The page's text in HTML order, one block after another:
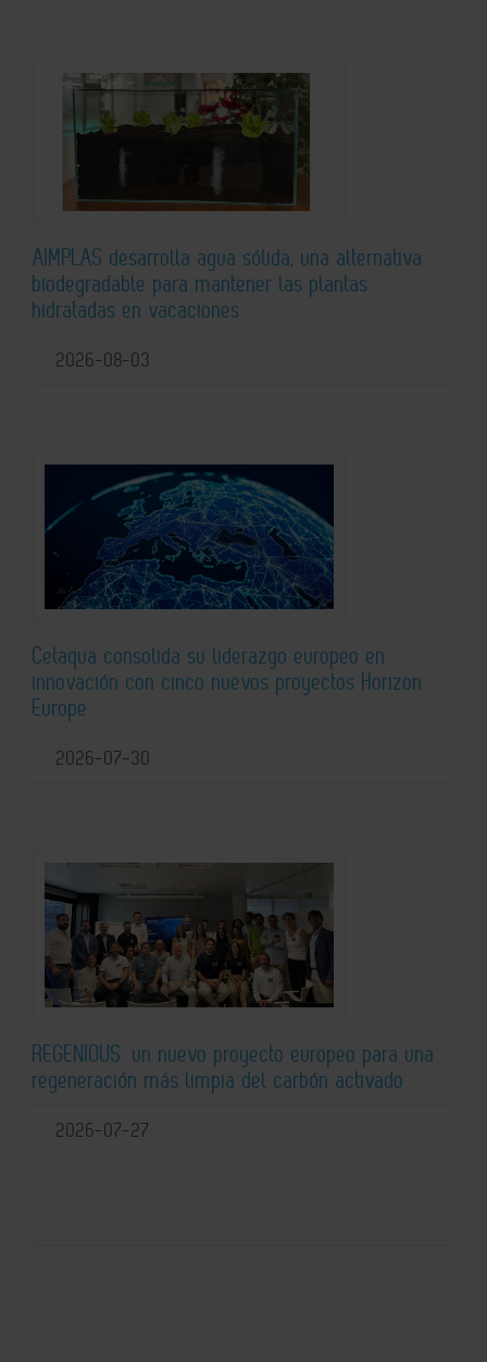
AIMPLAS desarrolla agua sólida, una alternativa
biodegradable para mantener las plantas
hidratadas en vacaciones
2026-08-03
Cetaqua consolida su liderazgo europeo en
innovación con cinco nuevos proyectos Horizon
Europe
2026-07-30
REGENIOUS: un nuevo proyecto europeo para una
regeneración más limpia del carbón activado
2026-07-27